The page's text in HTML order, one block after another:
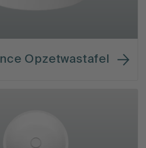
Opzetwastafel